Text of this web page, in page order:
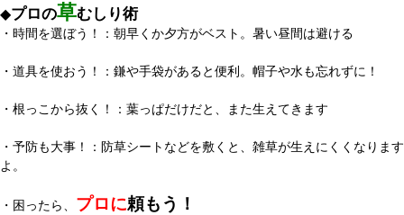
◆プロの草むしり術
・時間を選ぼう！：朝早くか夕方がベスト。暑い昼間は避ける
・道具を使おう！：鎌や手袋があると便利。帽子や水も忘れずに！
・根っこから抜く！：葉っぱだけだと、また生えてきます
・予防も大事！：防草シートなどを敷くと、雑草が生えにくくなります
よ。
・困ったら、 プロに頼もう！